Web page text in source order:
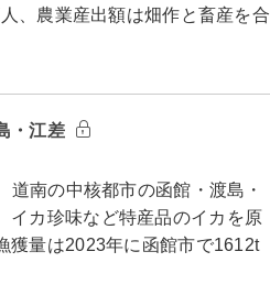
、農業産出額は畑作と畜産を合
・江差
南の中核都市の函館・渡島・
イカ珍味など特産品のイカを原
獲量は2023年に函館市で1612t